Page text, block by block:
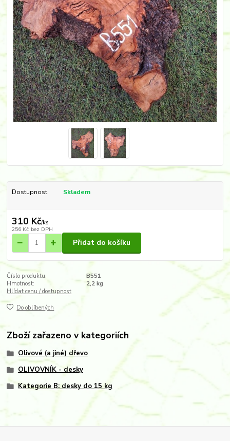
Dostupnost Skladem
310 Kč/ks
256 Kč bez DPH
Přidat do košíku
Číslo produktu:
B551
Hmotnost:
2,2 kg
Hlídat cenu / dostupnost
Do oblíbených
Zboží zařazeno v kategoriích
Olivové (a jiné) dřevo
OLIVOVNÍK - desky
Kategorie B: desky do 15 kg